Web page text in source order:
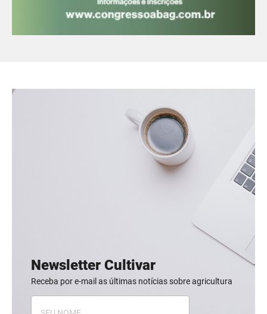
Newsletter Cultivar
Receba por e-mail as últimas notícias sobre agricultura